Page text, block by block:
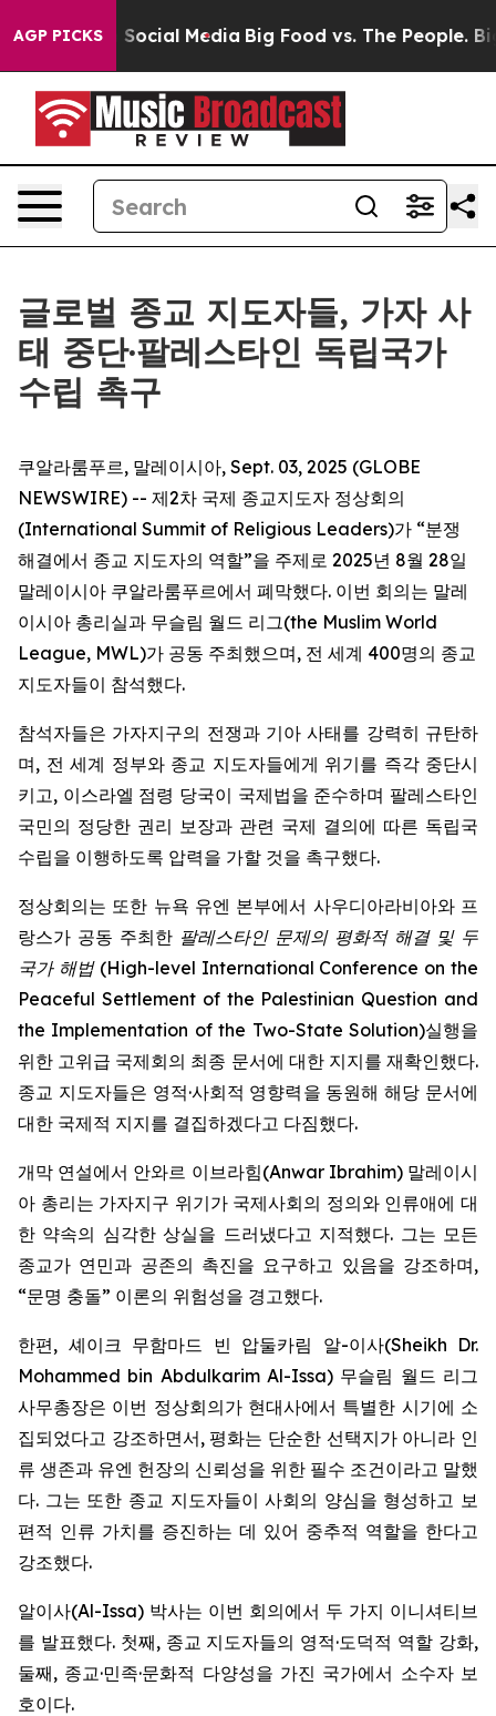
AGP PICKSon Social Media Big Food vs. The People. Big
글로벌 종교 지도자들, 가자 사
태 중단·팔레스타인 독립국가
수립 촉구
쿠알라룸푸르, 말레이시아, Sept. 03, 2025 (GLOBE
NEWSWIRE) -- 제2차 국제 종교지도자 정상회의
(International Summit of Religious Leaders)가 “분쟁
해결에서 종교 지도자의 역할”을 주제로 2025년 8월 28일
말레이시아 쿠알라룸푸르에서 폐막했다. 이번 회의는 말레
이시아 총리실과 무슬림 월드 리그(the Muslim World
League, MWL)가 공동 주최했으며, 전 세계 400명의 종교
지도자들이 참석했다.
참석자들은 가자지구의 전쟁과 기아 사태를 강력히 규탄하
며, 전 세계 정부와 종교 지도자들에게 위기를 즉각 중단시
키고, 이스라엘 점령 당국이 국제법을 준수하며 팔레스타인
국민의 정당한 권리 보장과 관련 국제 결의에 따른 독립국
수립을 이행하도록 압력을 가할 것을 촉구했다.
정상회의는 또한 뉴욕 유엔 본부에서 사우디아라비아와 프
랑스가 공동 주최한 팔레스타인 문제의 평화적 해결 및 두
국가 해법 (High-level International Conference on the
Peaceful Settlement of the Palestinian Question and
the Implementation of the Two-State Solution)실행을
위한 고위급 국제회의 최종 문서에 대한 지지를 재확인했다.
종교 지도자들은 영적·사회적 영향력을 동원해 해당 문서에
대한 국제적 지지를 결집하겠다고 다짐했다.
개막 연설에서 안와르 이브라힘(Anwar Ibrahim) 말레이시
아 총리는 가자지구 위기가 국제사회의 정의와 인류애에 대
한 약속의 심각한 상실을 드러냈다고 지적했다. 그는 모든
종교가 연민과 공존의 촉진을 요구하고 있음을 강조하며,
“문명 충돌” 이론의 위험성을 경고했다.
한편, 셰이크 무함마드 빈 압둘카림 알-이사(Sheikh Dr.
Mohammed bin Abdulkarim Al-Issa) 무슬림 월드 리그
사무총장은 이번 정상회의가 현대사에서 특별한 시기에 소
집되었다고 강조하면서, 평화는 단순한 선택지가 아니라 인
류 생존과 유엔 헌장의 신뢰성을 위한 필수 조건이라고 말했
다. 그는 또한 종교 지도자들이 사회의 양심을 형성하고 보
편적 인류 가치를 증진하는 데 있어 중추적 역할을 한다고
강조했다.
알이사(Al-Issa) 박사는 이번 회의에서 두 가지 이니셔티브
를 발표했다. 첫째, 종교 지도자들의 영적·도덕적 역할 강화,
둘째, 종교·민족·문화적 다양성을 가진 국가에서 소수자 보
호이다.